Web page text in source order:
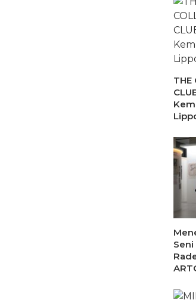
THE